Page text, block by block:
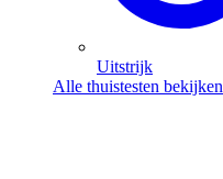
Uitstrijk
Alle thuistesten bekijken